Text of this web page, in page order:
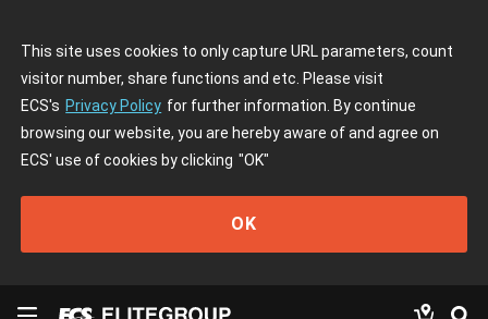
This site uses cookies to only capture URL parameters, count
visitor number, share functions and etc. Please visit
ECS's Privacy Policy for further information. By continue
browsing our website, you are hereby aware of and agree on
ECS' use of cookies by clicking "OK"
OK